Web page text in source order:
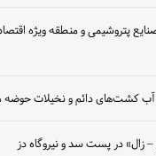
پتروشیمی و منطقه ویژه
آب کشت‌های دائم و نخیلات حوضه
در پست سد و نیروگاه دز